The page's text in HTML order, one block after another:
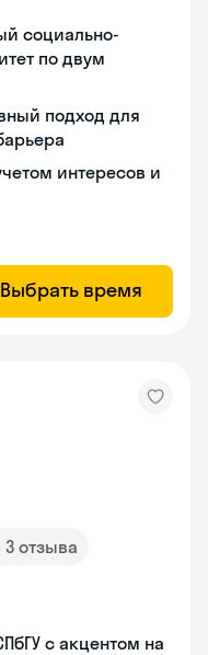
социально-
по двум
подход для
интересов и
Выбрать время
3 отзыва
с акцентом на